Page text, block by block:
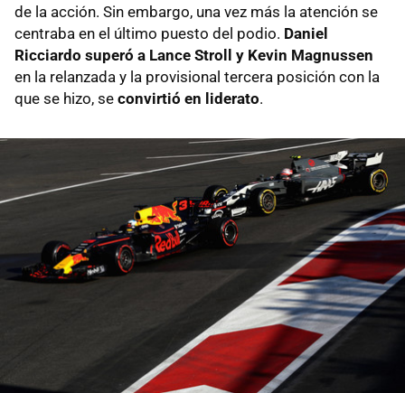
de la acción. Sin embargo, una vez más la atención se
centraba en el último puesto del podio. Daniel
Ricciardo superó a Lance Stroll y Kevin Magnussen
en la relanzada y la provisional tercera posición con la
que se hizo, se convirtió en liderato.